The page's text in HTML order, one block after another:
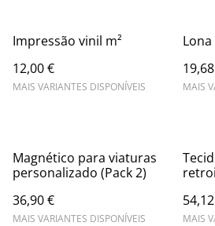
Impressão vinil m²
12,00 €
MAIS VARIANTES DISPONÍVEIS MAIS
Magnético para viaturas
personalizado (Pack 2)
36,90 €
MAIS VARIANTES DISPONÍVEIS MAIS